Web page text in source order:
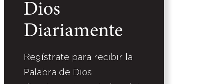
Dios
Diariamente
Regístrate para recibir la
Palabra de Dios